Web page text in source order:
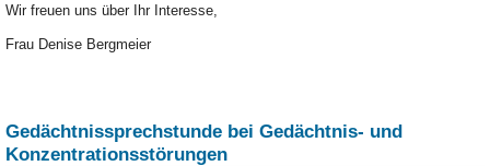
Wir freuen uns über Ihr Interesse,
Frau Denise Bergmeier
Gedächtnissprechstunde bei Gedächtnis- und
Konzentrationsstörungen